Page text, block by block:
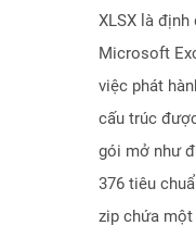
XLSX là
Microsoft
việc phát
cấu trúc
gói mở như
376 tiêu
zip chứa